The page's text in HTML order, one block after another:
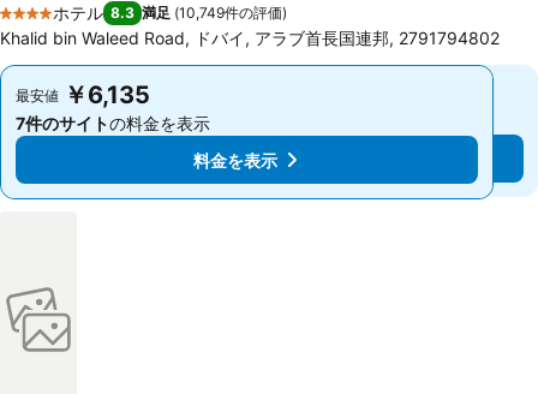
4 ホテルのランク
ホテル 8.3 満足 (10,749件の評価)
Khalid bin Waleed Road, ドバイ, アラブ首長国連邦, 2791794802
最安値 ￥6,135
7件のサイトの料金を表示
料金を表示
最安値 ￥6,135
7件のサイトの料金を表示
料金を表示